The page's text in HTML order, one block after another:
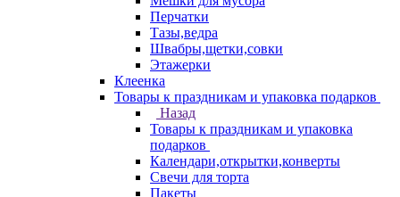
Перчатки
Тазы,ведра
Швабры,щетки,совки
Этажерки
Клеенка
Товары к праздникам и упаковка подарков
Назад
Товары к праздникам и упаковка
подарков
Календари,открытки,конверты
Свечи для торта
Пакеты